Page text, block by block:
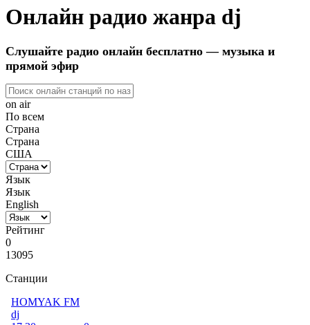
Онлайн радио жанра dj
Слушайте радио онлайн бесплатно — музыка и
прямой эфир
on air
По всем
Страна
Страна
США
Язык
Язык
English
Рейтинг
0
13095
Станции
HOMYAK FM
dj